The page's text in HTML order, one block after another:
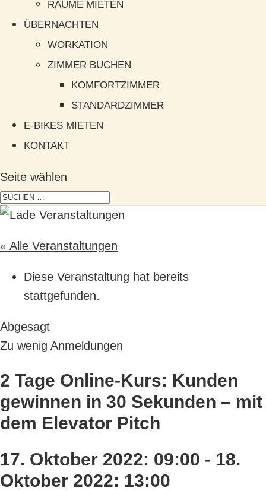
RÄUME MIETEN
ÜBERNACHTEN
WORKATION
ZIMMER BUCHEN
KOMFORTZIMMER
STANDARDZIMMER
E-BIKES MIETEN
KONTAKT
Seite wählen
« Alle Veranstaltungen
Diese Veranstaltung hat bereits
stattgefunden.
Abgesagt
Zu wenig Anmeldungen
2 Tage Online-Kurs: Kunden
gewinnen in 30 Sekunden – mit
dem Elevator Pitch
17. Oktober 2022: 09:00 - 18.
Oktober 2022: 13:00